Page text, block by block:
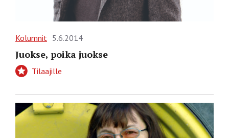
Kolumnit 5.6.2014
Juokse, poika juokse
Tilaajille